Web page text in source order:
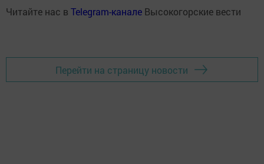
Читайте нас в Telegram-канале Высокогорские вести
Перейти на страницу новости